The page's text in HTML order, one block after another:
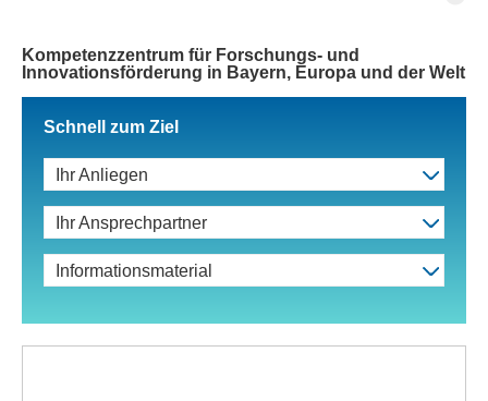
Kompetenzzentrum für Forschungs- und
Innovationsförderung in Bayern, Europa und der Welt
Schnell zum Ziel
Ihr Anliegen
Ihr Ansprechpartner
Informationsmaterial